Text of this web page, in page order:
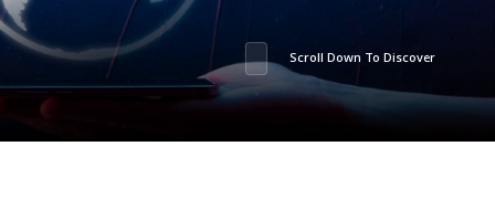
Scroll Down To Discover